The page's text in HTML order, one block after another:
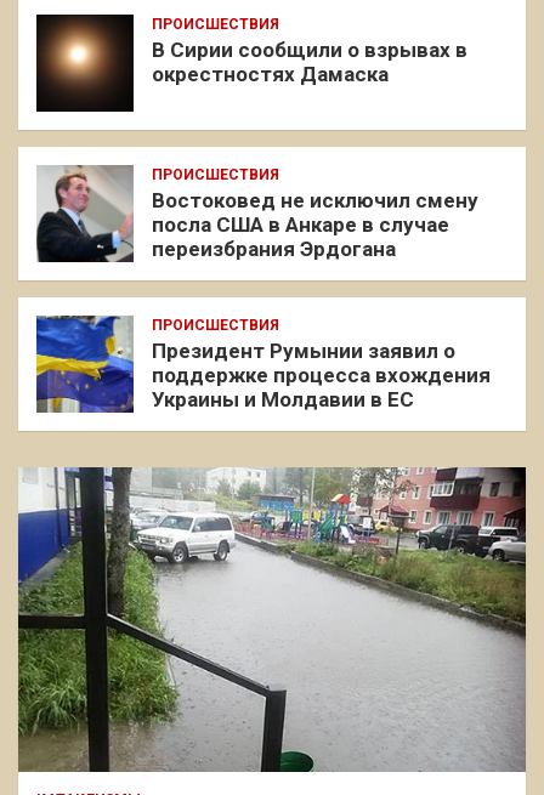
ПРОИСШЕСТВИЯ
В Сирии сообщили о взрывах в
окрестностях Дамаска
ПРОИСШЕСТВИЯ
Востоковед не исключил смену
посла США в Анкаре в случае
переизбрания Эрдогана
ПРОИСШЕСТВИЯ
Президент Румынии заявил о
поддержке процесса вхождения
Украины и Молдавии в ЕС